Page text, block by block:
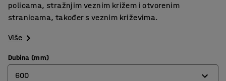
policama, stražnjim veznim križem i otvorenim
stranicama, također s veznim križevima.
Više
Dubina (mm)
600